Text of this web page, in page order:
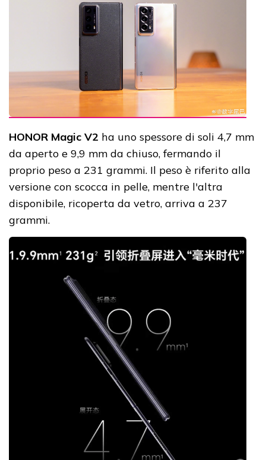
HONOR Magic V2 ha uno spessore di soli 4,7 mm
da aperto e 9,9 mm da chiuso, fermando il
proprio peso a 231 grammi. Il peso è riferito alla
versione con scocca in pelle, mentre l'altra
disponibile, ricoperta da vetro, arriva a 237
grammi.